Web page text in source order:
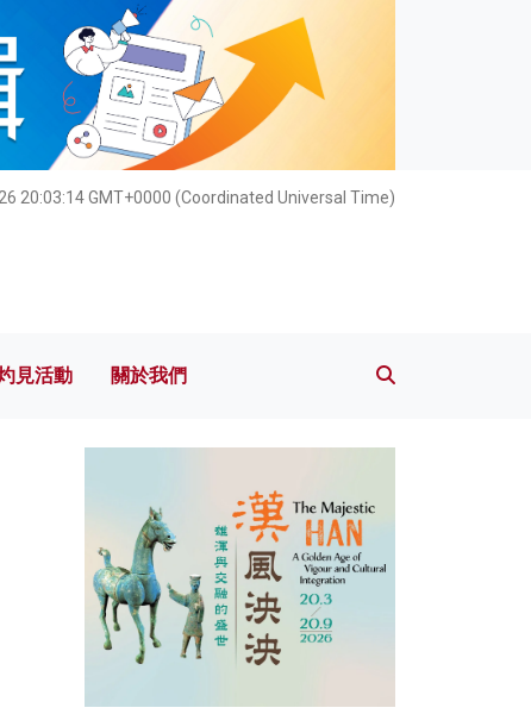
20:03:15 GMT+0000 (Coordinated Universal Time)
灼見活動 關於我們
見活動 關於我們